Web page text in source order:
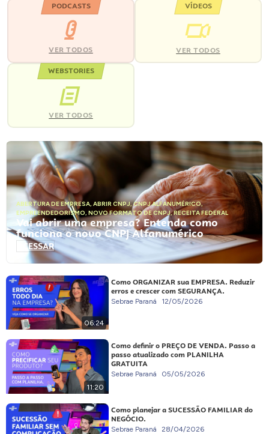
PODCASTS
VER TODOS
VÍDEOS
VER TODOS
WEBSTORIES
VER TODOS
ABERTURA DE EMPRESA, ABRIR CNPJ,CNPJ ALFANUMÉRICO,
EMPREENDEDORISMO, NOVO FORMATO DE CNPJ,RECEITA FEDERAL
Vai abrir uma empresa? Entenda como
funciona o novo CNPJ Alfanumérico
ACESSAR
06:24
Como ORGANIZAR sua EMPRESA. Reduzir
erros e crescer com SEGURANÇA.
Sebrae Paraná 12/05/2026
11:20
Como definir o PREÇO DE VENDA. Passo a
passo atualizado com PLANILHA
GRATUITA
Sebrae Paraná 05/05/2026
Como planejar a SUCESSÃO FAMILIAR do
NEGÓCIO.
Sebrae Paraná 28/04/2026